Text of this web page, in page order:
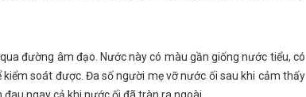
đường âm đạo. Nước này có màu gần giống nước tiểu, có
soát được. Đa số người mẹ vỡ nước ối sau khi cảm thấy